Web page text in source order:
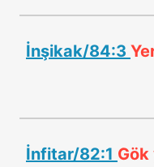
İnşikak/84:3
İnfitar/82:1 Gök